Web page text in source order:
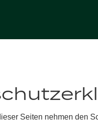
Seiten nehmen den